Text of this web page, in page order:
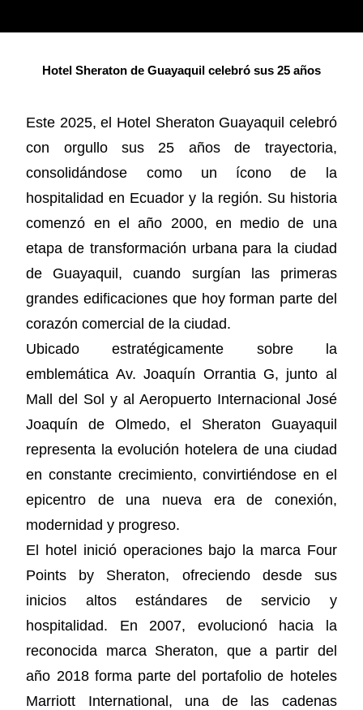
Hotel Sheraton de Guayaquil celebró sus 25 años
Este 2025, el Hotel Sheraton Guayaquil celebró
con orgullo sus 25 años de trayectoria,
consolidándose como un ícono de la
hospitalidad en Ecuador y la región. Su historia
comenzó en el año 2000, en medio de una
etapa de transformación urbana para la ciudad
de Guayaquil, cuando surgían las primeras
grandes edificaciones que hoy forman parte del
corazón comercial de la ciudad.
Ubicado estratégicamente sobre la
emblemática Av. Joaquín Orrantia G, junto al
Mall del Sol y al Aeropuerto Internacional José
Joaquín de Olmedo, el Sheraton Guayaquil
representa la evolución hotelera de una ciudad
en constante crecimiento, convirtiéndose en el
epicentro de una nueva era de conexión,
modernidad y progreso.
El hotel inició operaciones bajo la marca Four
Points by Sheraton, ofreciendo desde sus
inicios altos estándares de servicio y
hospitalidad. En 2007, evolucionó hacia la
reconocida marca Sheraton, que a partir del
año 2018 forma parte del portafolio de hoteles
Marriott International, una de las cadenas